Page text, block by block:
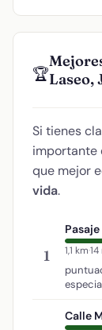
🏆Laseo,
Si tienes
importante
que mejor
vida.
1 1,1 km·
Calle